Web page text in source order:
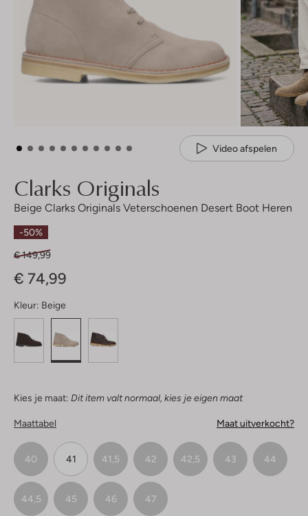
Video afspelen
Clarks Originals
Beige Clarks Originals Veterschoenen Desert Boot Heren
-50%
€ 149,99
€ 74,99
Kleur: Beige
Kies je maat: Dit item valt normaal, kies je eigen maat
Maattabel Maat uitverkocht?
40 41 41,5 42 42,5 43 44
44,5 45 46 47